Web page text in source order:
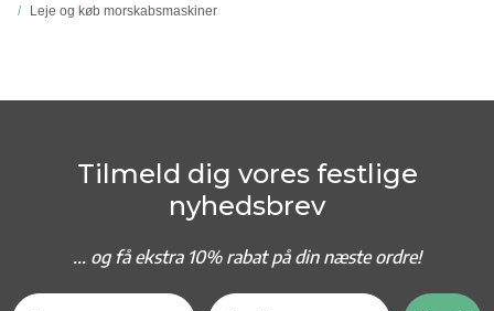
/
Leje og køb morskabsmaskiner
Tilmeld dig vores festlige
nyhedsbrev
... og få ekstra 10% rabat på din næste ordre!